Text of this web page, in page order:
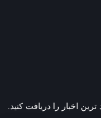
اخبار را دریافت کنید.